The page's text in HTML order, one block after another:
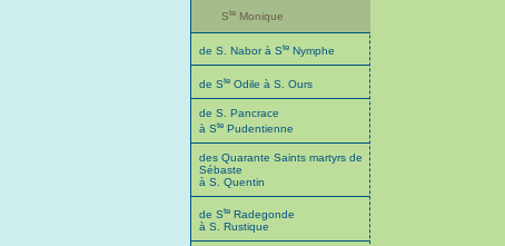
Ste Monique
de S. Nabor à Ste Nymphe
de Ste Odile à S. Ours
de S. Pancrace
à Ste Pudentienne
des Quarante Saints martyrs de
Sébaste
à S. Quentin
de Ste Radegonde
à S. Rustique